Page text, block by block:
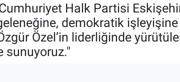
Halk Partisi
demokratik
Özel’in liderliğinde
sunuyoruz."